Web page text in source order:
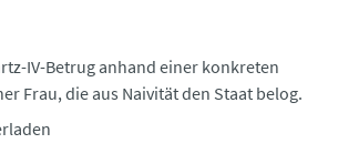
IV-Betrug anhand einer konkreten
Frau, die aus Naivität den Staat belog.